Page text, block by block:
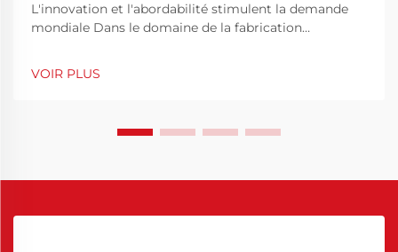
L'innovation et l'abordabilité stimulent la demande
mondiale Dans le domaine de la fabrication
constante. L'agent démoulant polyuréthane chinois
VOIR PLUS